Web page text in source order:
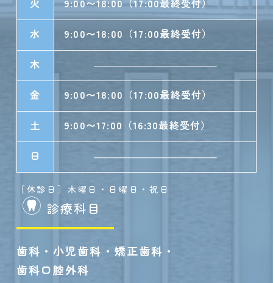
診療科目
歯科・小児歯科・矯正歯科・
歯科口腔外科
火 9:00〜18:00（17:00最終受付）
水 9:00〜18:00（17:00最終受付）
木
金 9:00〜18:00（17:00最終受付）
土 9:00〜17:00（16:30最終受付）
日
［休診日］木曜日・日曜日・祝日